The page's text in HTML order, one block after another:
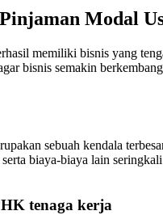
Modal
memiliki bisnis yang
bisnis semakin
sebuah kendala
biaya-biaya lain
tenaga kerja